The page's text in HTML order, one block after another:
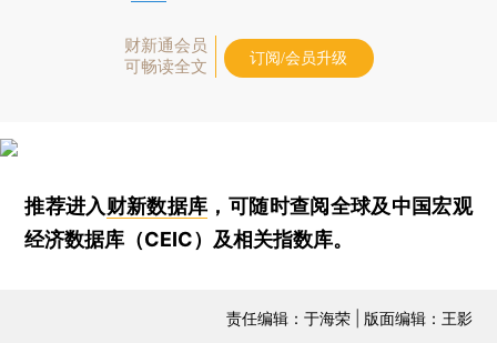
财新通会员
可畅读全文
订阅/会员升级
推荐进入财新数据库 ，可随时查阅全球及中国宏观
经济数据库（CEIC）及相关指数库。
责任编辑：于海荣 | 版面编辑：王影